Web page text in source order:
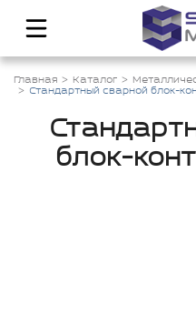
Главная Каталог
Стандартный сварной блок-
блок-